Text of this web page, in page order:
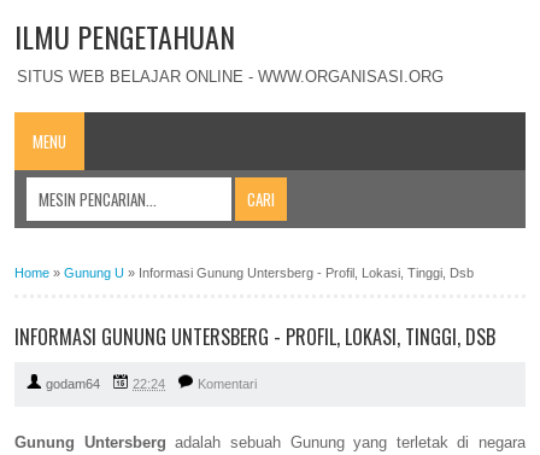
ILMU PENGETAHUAN
SITUS WEB BELAJAR ONLINE - WWW.ORGANISASI.ORG
MENU
Home » Gunung U » Informasi Gunung Untersberg - Profil, Lokasi, Tinggi, Dsb
INFORMASI GUNUNG UNTERSBERG - PROFIL, LOKASI, TINGGI, DSB
godam64 22:24 Komentari
Gunung Untersberg adalah sebuah Gunung yang terletak di negara